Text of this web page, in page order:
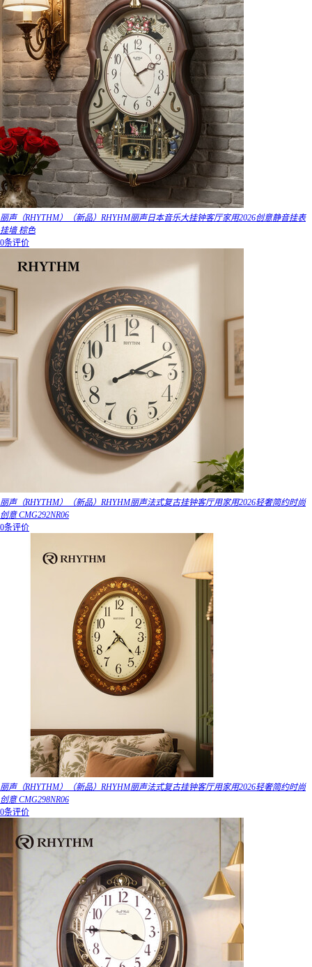
丽声（RHYTHM）（新品）RHYHM丽声日本音乐大挂钟客厅家用2026创意静音挂表
挂墙 棕色
0条评价
丽声（RHYTHM）（新品）RHYHM丽声法式复古挂钟客厅用家用2026轻奢简约时尚
创意 CMG292NR06
0条评价
丽声（RHYTHM）（新品）RHYHM丽声法式复古挂钟客厅用家用2026轻奢简约时尚
创意 CMG298NR06
0条评价